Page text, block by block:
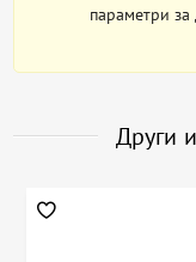
параметри за
Други